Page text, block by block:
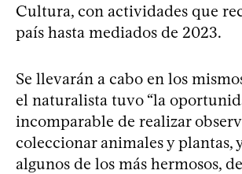
Cultura, con actividades que
país hasta mediados de 2023.
Se llevarán a cabo en los
el naturalista tuvo “la
incomparable de realizar
coleccionar animales y plantas,
algunos de los más hermosos,